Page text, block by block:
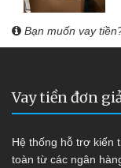
Bạn muốn vay
Vay tiền đơn
Hệ thống hỗ trợ kiến
toàn từ các ngân